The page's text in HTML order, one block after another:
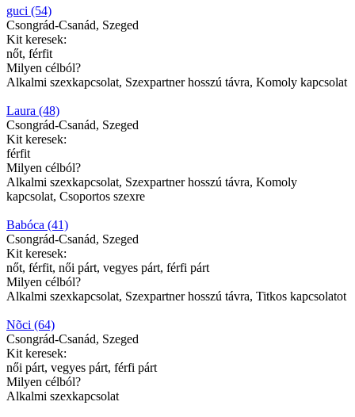
guci (54)
Csongrád-Csanád, Szeged
Kit keresek:
nőt, férfit
Milyen célból?
Alkalmi szexkapcsolat, Szexpartner hosszú távra, Komoly kapcsolat
Laura (48)
Csongrád-Csanád, Szeged
Kit keresek:
férfit
Milyen célból?
Alkalmi szexkapcsolat, Szexpartner hosszú távra, Komoly
kapcsolat, Csoportos szexre
Babóca (41)
Csongrád-Csanád, Szeged
Kit keresek:
nőt, férfit, női párt, vegyes párt, férfi párt
Milyen célból?
Alkalmi szexkapcsolat, Szexpartner hosszú távra, Titkos kapcsolatot
Nõci (64)
Csongrád-Csanád, Szeged
Kit keresek:
női párt, vegyes párt, férfi párt
Milyen célból?
Alkalmi szexkapcsolat